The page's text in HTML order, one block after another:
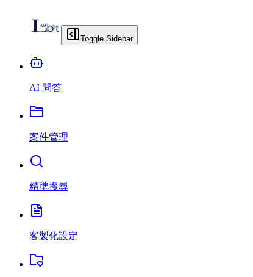
Toggle Sidebar
AI 問答
案件管理
精準搜尋
客製化設定